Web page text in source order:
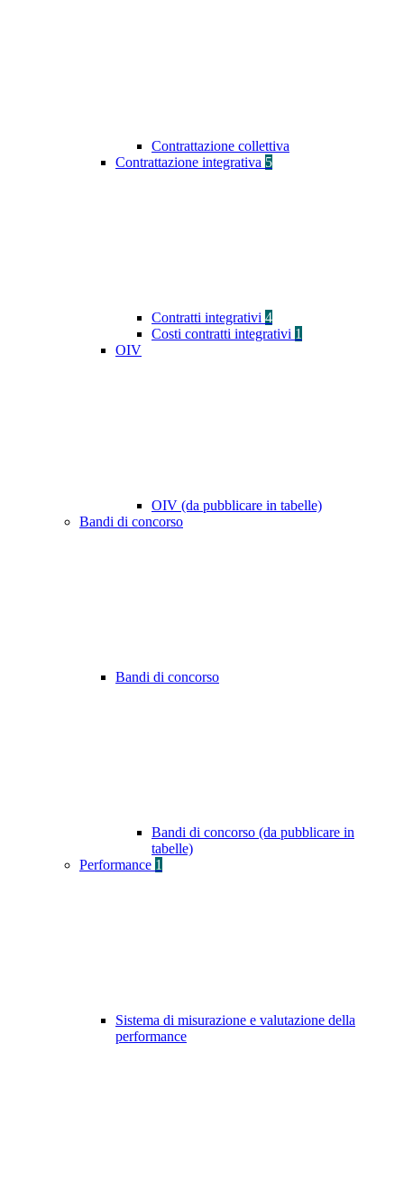
Contrattazione collettiva
Contrattazione integrativa 5
Contratti integrativi 4
Costi contratti integrativi 1
OIV
OIV (da pubblicare in tabelle)
Bandi di concorso
Bandi di concorso
Bandi di concorso (da pubblicare in
tabelle)
Performance 1
Sistema di misurazione e valutazione della
performance